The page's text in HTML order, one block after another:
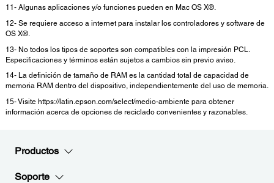
11- Algunas aplicaciones y/o funciones pueden en Mac OS X®.
12- Se requiere acceso a internet para instalar los controladores y software de
OS X®.
13- No todos los tipos de soportes son compatibles con la impresión PCL.
Especificaciones y términos están sujetos a cambios sin previo aviso.
14- La definición de tamaño de RAM es la cantidad total de capacidad de
memoria RAM dentro del dispositivo, independientemente del uso de memoria.
15- Visite https://latin.epson.com/select/medio-ambiente para obtener
información acerca de opciones de reciclado convenientes y razonables.
Productos
Soporte